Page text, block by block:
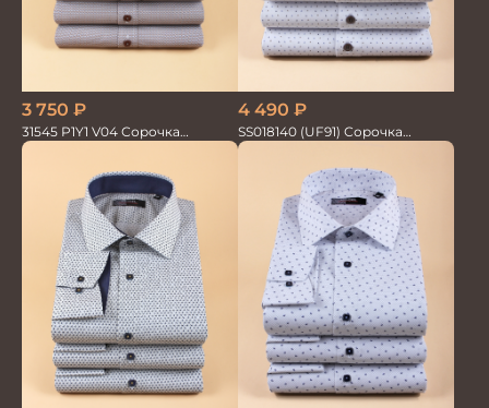
3 750 ₽
31545 P1Y1 V04 Сорочка
мужская
4 490 ₽
SS018140 (UF91) Сорочка
мужская GROSTYLE TRENDY